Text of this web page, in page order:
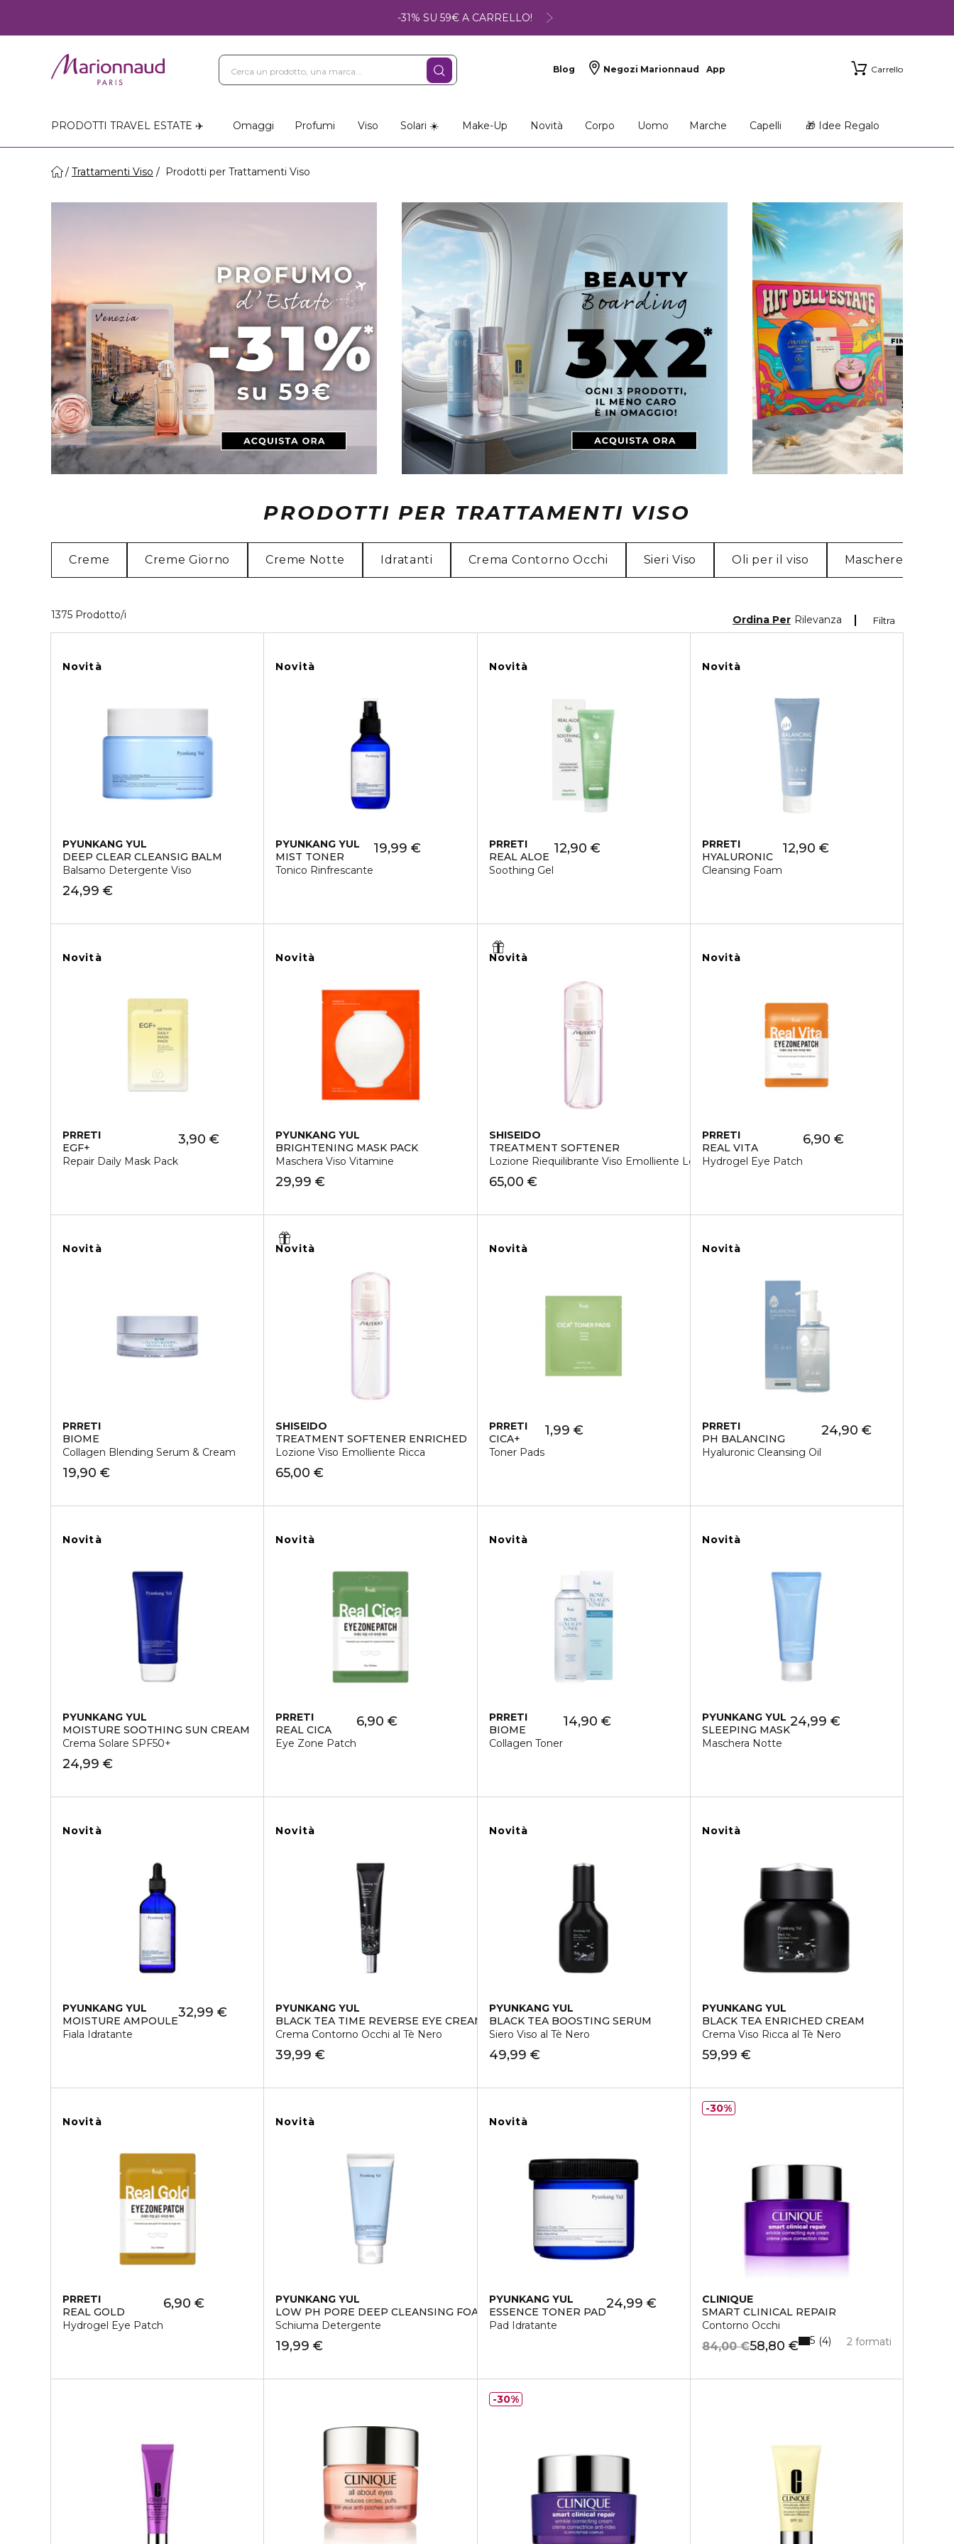
-31% SU 59€ A CARRELLO!
Blog Negozi Marionnaud App Carrello
PRODOTTI TRAVEL ESTATE ✈️ Omaggi Profumi Viso Solari ☀️ Make-Up Novità Corpo Uomo Marche Capelli 🎁 Idee Regalo
Trattamenti Viso Prodotti per Trattamenti Viso
PRODOTTI PER TRATTAMENTI VISO
Creme Creme Giorno Creme Notte Idratanti Crema Contorno Occhi Sieri Viso Oli per il viso Maschere per il
1375 Prodotto/i Filtra
Ordina Per Rilevanza
Novità
PYUNKANG YUL
DEEP CLEAR CLEANSIG BALM
Balsamo Detergente Viso
24,99 €
Novità
PYUNKANG YUL
MIST TONER
Tonico Rinfrescante
19,99 €
Novità
PRRETI
REAL ALOE
Soothing Gel
12,90 €
Novità
PRRETI
HYALURONIC
Cleansing Foam
12,90 €
Novità
PRRETI
EGF+
Repair Daily Mask Pack
3,90 €
Novità
PYUNKANG YUL
BRIGHTENING MASK PACK
Maschera Viso Vitamine
29,99 €
Novità
SHISEIDO
TREATMENT SOFTENER
Lozione Riequilibrante Viso Emolliente Leggera
65,00 €
Novità
PRRETI
REAL VITA
Hydrogel Eye Patch
6,90 €
Novità
PRRETI
BIOME
Collagen Blending Serum & Cream
19,90 €
Novità
SHISEIDO
TREATMENT SOFTENER ENRICHED
Lozione Viso Emolliente Ricca
65,00 €
Novità
PRRETI
CICA+
Toner Pads
1,99 €
Novità
PRRETI
PH BALANCING
Hyaluronic Cleansing Oil
24,90 €
Novità
PYUNKANG YUL
MOISTURE SOOTHING SUN CREAM
Crema Solare SPF50+
24,99 €
Novità
PRRETI
REAL CICA
Eye Zone Patch
6,90 €
Novità
PRRETI
BIOME
Collagen Toner
14,90 €
Novità
PYUNKANG YUL
SLEEPING MASK
Maschera Notte
24,99 €
Novità
PYUNKANG YUL
MOISTURE AMPOULE
Fiala Idratante
32,99 €
Novità
PYUNKANG YUL
BLACK TEA TIME REVERSE EYE CREAM
Crema Contorno Occhi al Tè Nero
39,99 €
Novità
PYUNKANG YUL
BLACK TEA BOOSTING SERUM
Siero Viso al Tè Nero
49,99 €
Novità
PYUNKANG YUL
BLACK TEA ENRICHED CREAM
Crema Viso Ricca al Tè Nero
59,99 €
Novità
PRRETI
REAL GOLD
Hydrogel Eye Patch
6,90 €
Novità
PYUNKANG YUL
LOW PH PORE DEEP CLEANSING FOAM
Schiuma Detergente
19,99 €
Novità
PYUNKANG YUL
ESSENCE TONER PAD
Pad Idratante
24,99 €
CLINIQUE
SMART CLINICAL REPAIR
Contorno Occhi
58,80 €
84,00 € 2 formati
5 4
30%
30%